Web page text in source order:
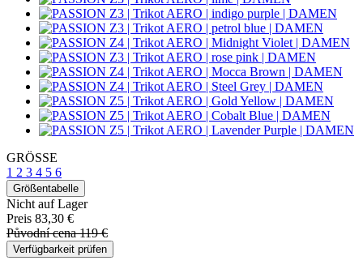
GRÖSSE
1 2 3 4 5 6
Größentabelle
Nicht auf Lager
Preis 83,30 €
Původní cena119 €
Verfügbarkeit prüfen